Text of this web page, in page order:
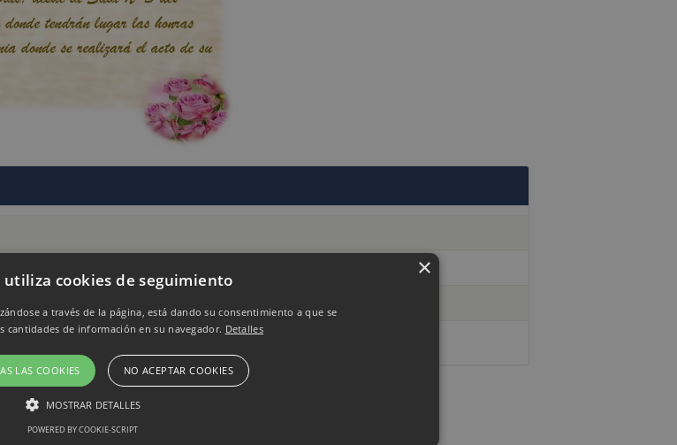
utiliza cookies de seguimiento
a través de la página, está dando su consentimiento a que se
cantidades de información en su navegador. Detalles
LAS COOKIES NO ACEPTAR COOKIES
MOSTRAR DETALLES
POWERED BY COOKIE-SCRIPT
×